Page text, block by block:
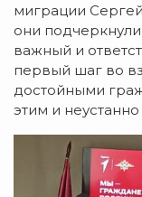
миграции
они
важный и
первый шаг во
достойными
этим и